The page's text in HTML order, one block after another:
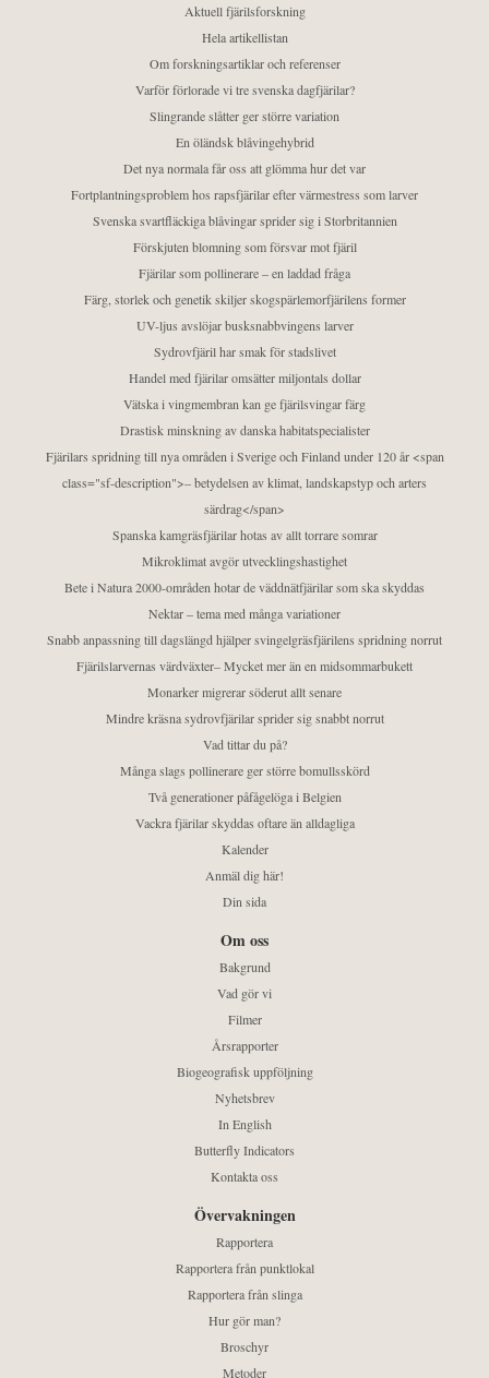
Aktuell fjärilsforskning
Hela artikellistan
Om forskningsartiklar och referenser
Varför förlorade vi tre svenska dagfjärilar?
Slingrande slåtter ger större variation
En öländsk blåvingehybrid
Det nya normala får oss att glömma hur det var
Fortplantningsproblem hos rapsfjärilar efter värmestress som larver
Svenska svartfläckiga blåvingar sprider sig i Storbritannien
Förskjuten blomning som försvar mot fjäril
Fjärilar som pollinerare – en laddad fråga
Färg, storlek och genetik skiljer skogspärlemorfjärilens former
UV-ljus avslöjar busksnabbvingens larver
Sydrovfjäril har smak för stadslivet
Handel med fjärilar omsätter miljontals dollar
Vätska i vingmembran kan ge fjärilsvingar färg
Drastisk minskning av danska habitatspecialister
Fjärilars spridning till nya områden i Sverige och Finland under 120 år <span
class="sf-description">– betydelsen av klimat, landskapstyp och arters
särdrag</span>
Spanska kamgräsfjärilar hotas av allt torrare somrar
Mikroklimat avgör utvecklingshastighet
Bete i Natura 2000-områden hotar de väddnätfjärilar som ska skyddas
Nektar – tema med många variationer
Snabb anpassning till dagslängd hjälper svingelgräsfjärilens spridning norrut
Fjärilslarvernas värdväxter– Mycket mer än en midsommarbukett
Monarker migrerar söderut allt senare
Mindre kräsna sydrovfjärilar sprider sig snabbt norrut
Vad tittar du på?
Många slags pollinerare ger större bomullsskörd
Två generationer påfågelöga i Belgien
Vackra fjärilar skyddas oftare än alldagliga
Kalender
Anmäl dig här!
Din sida
Om oss
Bakgrund
Vad gör vi
Filmer
Årsrapporter
Biogeografisk uppföljning
Nyhetsbrev
In English
Butterfly Indicators
Kontakta oss
Övervakningen
Rapportera
Rapportera från punktlokal
Rapportera från slinga
Hur gör man?
Broschyr
Metoder